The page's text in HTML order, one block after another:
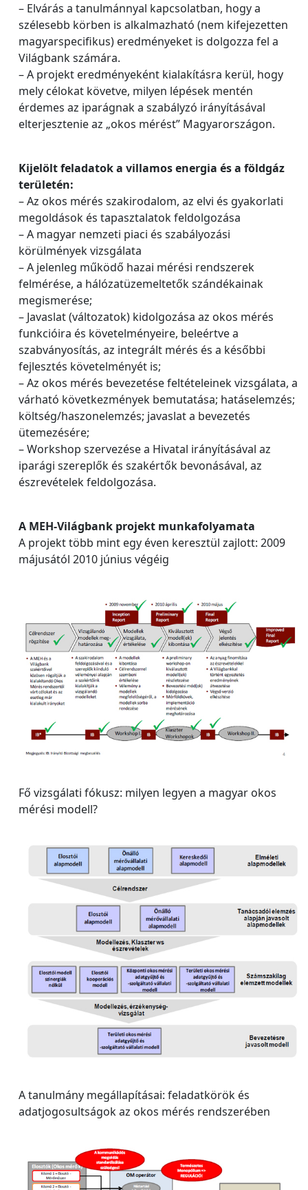
– Elvárás a tanulmánnyal kapcsolatban, hogy a
szélesebb körben is alkalmazható (nem kifejezetten
magyarspecifikus) eredményeket is dolgozza fel a
Világbank számára.
– A projekt eredményeként kialakításra kerül, hogy
mely célokat követve, milyen lépések mentén
érdemes az iparágnak a szabályzó irányításával
elterjesztenie az „okos mérést” Magyarországon.
Kijelölt feladatok a villamos energia és a földgáz
területén:
– Az okos mérés szakirodalom, az elvi és gyakorlati
megoldások és tapasztalatok feldolgozása
– A magyar nemzeti piaci és szabályozási
körülmények vizsgálata
– A jelenleg működő hazai mérési rendszerek
felmérése, a hálózatüzemeltetők szándékainak
megismerése;
– Javaslat (változatok) kidolgozása az okos mérés
funkcióira és követelményeire, beleértve a
szabványosítás, az integrált mérés és a későbbi
fejlesztés követelményét is;
– Az okos mérés bevezetése feltételeinek vizsgálata, a
várható következmények bemutatása; hatáselemzés;
költség/haszonelemzés; javaslat a bevezetés
ütemezésére;
– Workshop szervezése a Hivatal irányításával az
iparági szereplők és szakértők bevonásával, az
észrevételek feldolgozása.
A MEH‐Világbank projekt munkafolyamata
A projekt több mint egy éven keresztül zajlott: 2009
májusától 2010 június végéig
Fő vizsgálati fókusz: milyen legyen a magyar okos
mérési modell?
A tanulmány megállapításai: feladatkörök és
adatjogosultságok az okos mérés rendszerében